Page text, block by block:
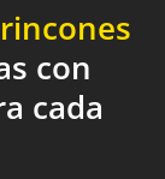
con
cada